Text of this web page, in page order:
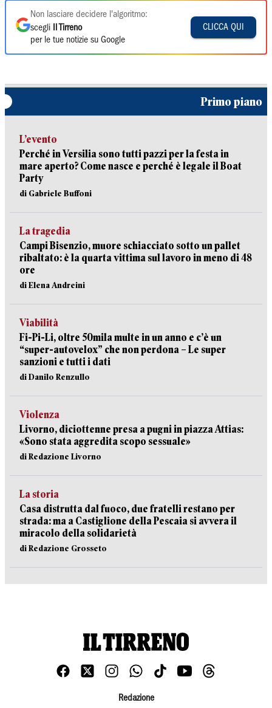
Non lasciare decidere l'algoritmo:
scegli
Il Tirreno
per le tue notizie su Google
CLICCA QUI
Primo piano
L’evento
Perché in Versilia sono tutti pazzi per la festa in
mare aperto? Come nasce e perché è legale il Boat
Party
di Gabriele Buffoni
La tragedia
Campi Bisenzio, muore schiacciato sotto un pallet
ribaltato: è la quarta vittima sul lavoro in meno di 48
ore
di Elena Andreini
Viabilità
Fi-Pi-Li, oltre 50mila multe in un anno e c’è un
“super-autovelox” che non perdona – Le super
sanzioni e tutti i dati
di Danilo Renzullo
Violenza
Livorno, diciottenne presa a pugni in piazza Attias:
«Sono stata aggredita scopo sessuale»
di Redazione Livorno
La storia
Casa distrutta dal fuoco, due fratelli restano per
strada: ma a Castiglione della Pescaia si avvera il
miracolo della solidarietà
di Redazione Grosseto
Redazione